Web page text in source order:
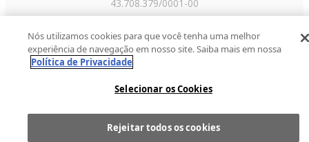
43.708.379/0001-00
Paulo/SP, CEP 02029-001, Telefone: 11 3003-3728 ©
2013 Fast Shop - Todos os direitos reservadosRF
Nós utilizamos cookies para que você tenha uma melhor
experiência de navegação em nosso site. Saiba mais em nossa
Política de Privacidade
Selecionar os Cookies
Rejeitar todos os cookies